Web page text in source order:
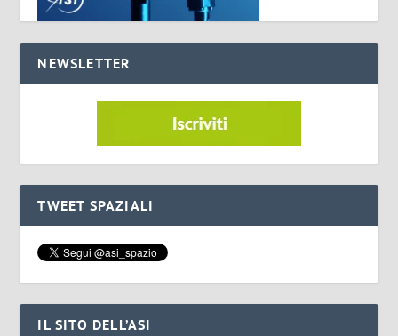
NEWSLETTER
TWEET SPAZIALI
IL SITO DELL’ASI